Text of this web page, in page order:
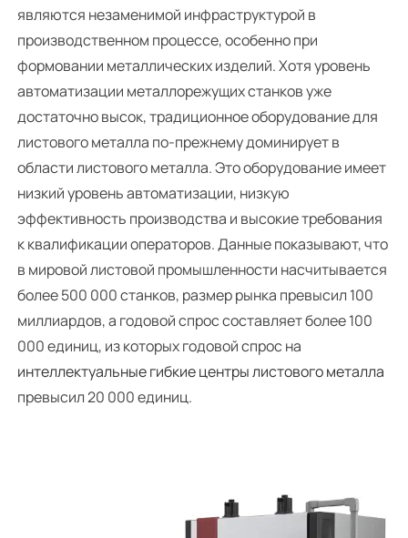
являются незаменимой инфраструктурой в
производственном процессе, особенно при
формовании металлических изделий. Хотя уровень
автоматизации металлорежущих станков уже
достаточно высок, традиционное оборудование для
листового металла по-прежнему доминирует в
области листового металла. Это оборудование имеет
низкий уровень автоматизации, низкую
эффективность производства и высокие требования
к квалификации операторов. Данные показывают, что
в мировой листовой промышленности насчитывается
более 500 000 станков, размер рынка превысил 100
миллиардов, а годовой спрос составляет более 100
000 единиц, из которых годовой спрос на
интеллектуальные гибкие центры листового металла
превысил 20 000 единиц.